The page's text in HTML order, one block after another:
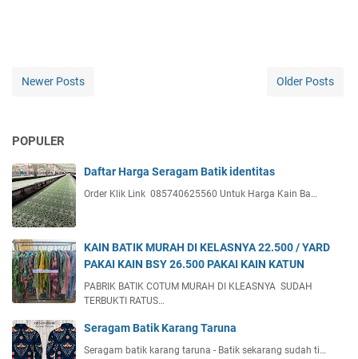
Newer Posts Older Posts
POPULER
Daftar Harga Seragam Batik identitas
Order Klik Link 085740625560 Untuk Harga Kain Ba…
KAIN BATIK MURAH DI KELASNYA 22.500 / YARD
PAKAI KAIN BSY 26.500 PAKAI KAIN KATUN
PABRIK BATIK COTUM MURAH DI KLEASNYA SUDAH
TERBUKTI RATUS…
Seragam Batik Karang Taruna
Seragam batik karang taruna - Batik sekarang sudah ti…